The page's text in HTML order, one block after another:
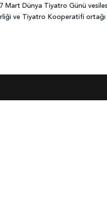
Dünya Tiyatro Günü
ve Tiyatro Kooperatifi ortağı